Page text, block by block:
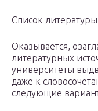
Список
Оказывается,
литературных
университеты
даже к
следующие